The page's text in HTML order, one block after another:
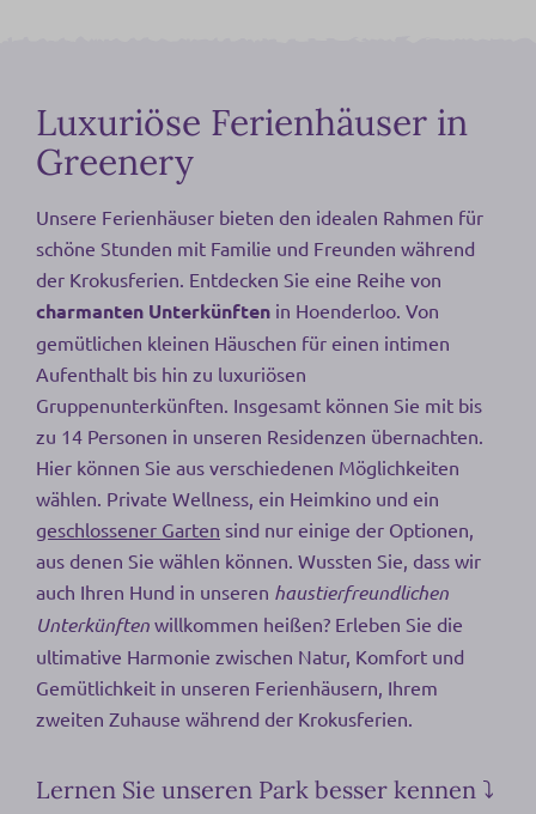
Luxuriöse Ferienhäuser in
Greenery
Unsere Ferienhäuser bieten den idealen Rahmen für
schöne Stunden mit Familie und Freunden während
der Krokusferien. Entdecken Sie eine Reihe von
charmanten Unterkünften in Hoenderloo. Von
gemütlichen kleinen Häuschen für einen intimen
Aufenthalt bis hin zu luxuriösen
Gruppenunterkünften. Insgesamt können Sie mit bis
zu 14 Personen in unseren Residenzen übernachten.
Hier können Sie aus verschiedenen Möglichkeiten
wählen. Private Wellness, ein Heimkino und ein
geschlossener Garten sind nur einige der Optionen,
aus denen Sie wählen können. Wussten Sie, dass wir
auch Ihren Hund in unseren haustierfreundlichen
Unterkünften willkommen heißen? Erleben Sie die
ultimative Harmonie zwischen Natur, Komfort und
Gemütlichkeit in unseren Ferienhäusern, Ihrem
zweiten Zuhause während der Krokusferien.
Lernen Sie unseren Park besser kennen ⤵